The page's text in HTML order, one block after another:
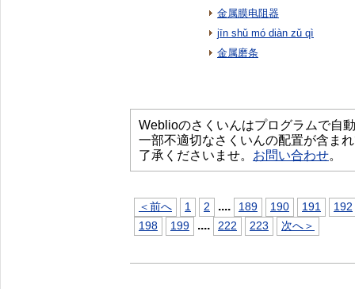
金属膜电阻器
jīn shǔ mó diàn zǔ qì
金属磨条
Weblioのさくいんはプログラムで自
一部不適切なさくいんの配置が含ま
了承くださいませ。 お問い合わせ。
＜前へ 1 2 .... 189 190 191
192
198
199 .... 222 223 次へ＞